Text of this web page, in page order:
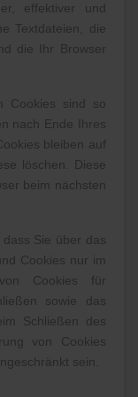
effektiver und
Textdateien, die
die Ihr Browser
Cookies sind so
nach Ende Ihres
bleiben auf
löschen. Diese
beim nächsten
Sie über das
Cookies nur im
Cookies für
sowie das
Schließen des
von Cookies
sein.